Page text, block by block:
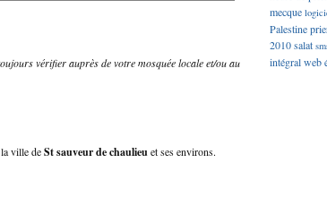
vérifier auprès de votre mosquée locale et/ou au
ville deSt sauveur de chaulieuet ses environs.
mecque
Palestine
2010salat
intégralweb